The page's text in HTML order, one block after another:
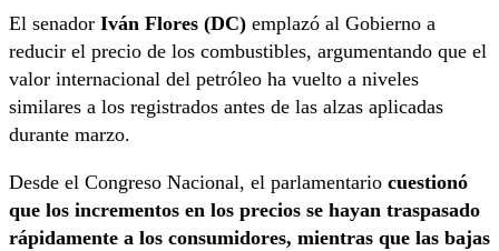
El senador Iván Flores (DC) emplazó al Gobierno a
reducir el precio de los combustibles, argumentando que el
valor internacional del petróleo ha vuelto a niveles
similares a los registrados antes de las alzas aplicadas
durante marzo.
Desde el Congreso Nacional, el parlamentario cuestionó
que los incrementos en los precios se hayan traspasado
rápidamente a los consumidores, mientras que las bajas